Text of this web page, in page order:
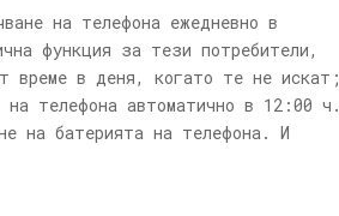
на телефона ежедневно в
функция за тези потребители,
време в деня, когато те не искат;
телефона автоматично в 12:00 ч.
на батерията на телефона. И